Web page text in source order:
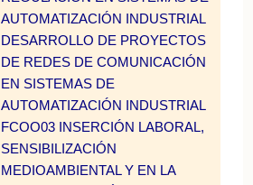
AUTOMATIZACIÓN INDUSTRIAL
DESARROLLO DE PROYECTOS
DE REDES DE COMUNICACIÓN
EN SISTEMAS DE
AUTOMATIZACIÓN INDUSTRIAL
FCOO03 INSERCIÓN LABORAL,
SENSIBILIZACIÓN
MEDIOAMBIENTAL Y EN LA